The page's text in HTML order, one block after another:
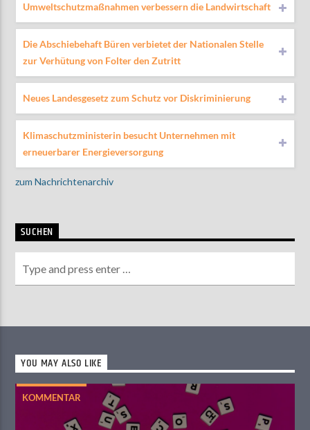
Umweltschutzmaßnahmen verbessern die Landwirtschaft
Die Abschiebehaft Büren verbietet der Nationalen Stelle
zur Verhütung von Folter den Zutritt
Neues Landesgesetz zum Schutz vor Diskriminierung
Klimaschutzministerin besucht Unternehmen mit
erneuerbarer Energieversorgung
zum Nachrichtenarchiv
SUCHEN
YOU MAY ALSO LIKE
KOMMENTAR